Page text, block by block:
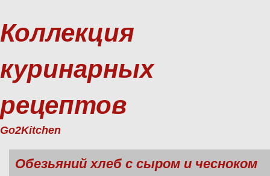
Коллекция
куринарных
рецептов
Go2Kitchen
Обезьяний хлеб с сыром и чесноком